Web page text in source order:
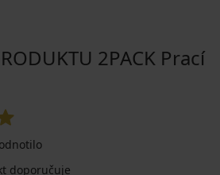
2PACK Prací
doporučuje